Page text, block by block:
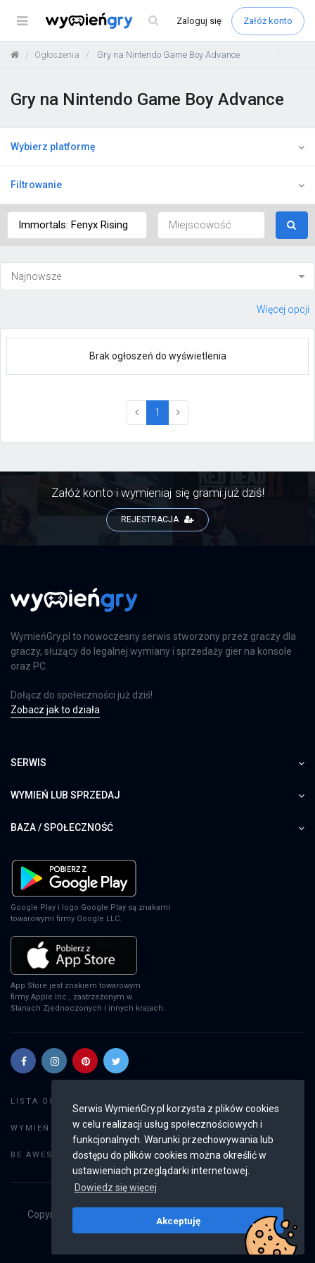
Serwis WymieńGry.pl korzysta z plików cookies
w celu realizacji usług społecznościowych i
funkcjonalnych. Warunki przechowywania lub
dostępu do plików cookies można określić w
ustawieniach przeglądarki internetowej.
Dowiedz się więcej
Akceptuję
Menu Zaloguj się Załóż konto
Ogłoszenia Gry na Nintendo Game Boy Advance
Gry na Nintendo Game Boy Advance
Wybierz platformę
Filtrowanie
Więcej opcji
Brak ogłoszeń do wyświetlenia
1 (current)
Załóż konto i wymieniaj się grami już dziś!
REJESTRACJA
WymieńGry.pl to nowoczesny serwis stworzony przez graczy dla
graczy, służący do legalnej wymiany i sprzedaży gier na konsole
oraz PC.
Dołącz do społeczności już dziś!
Zobacz jak to działa
SERWIS
WYMIEŃ LUB SPRZEDAJ
BAZA / SPOŁECZNOŚĆ
Google Play i logo Google Play są znakami
towarowymi firmy Google LLC.
App Store jest znakiem towarowym
firmy Apple Inc., zastrzeżonym w
Stanach Zjednoczonych i innych krajach.
LISTA OGŁOSZEŃ:
WYMIEŃ GRY: Dodaj ogłoszenie
BE AWESOME: Weryfikacja konta
Copyright © 2019 - 2026
Wszystkie prawa
v2.8.3